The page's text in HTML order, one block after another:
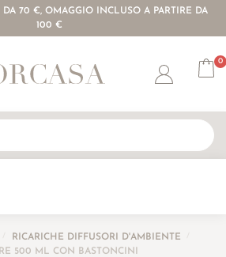
DA 70 €, OMAGGIO INCLUSO A PARTIRE DA
100 €
Account
0
RICARICHE DIFFUSORI D'AMBIENTE
500 ML CON BASTONCINI